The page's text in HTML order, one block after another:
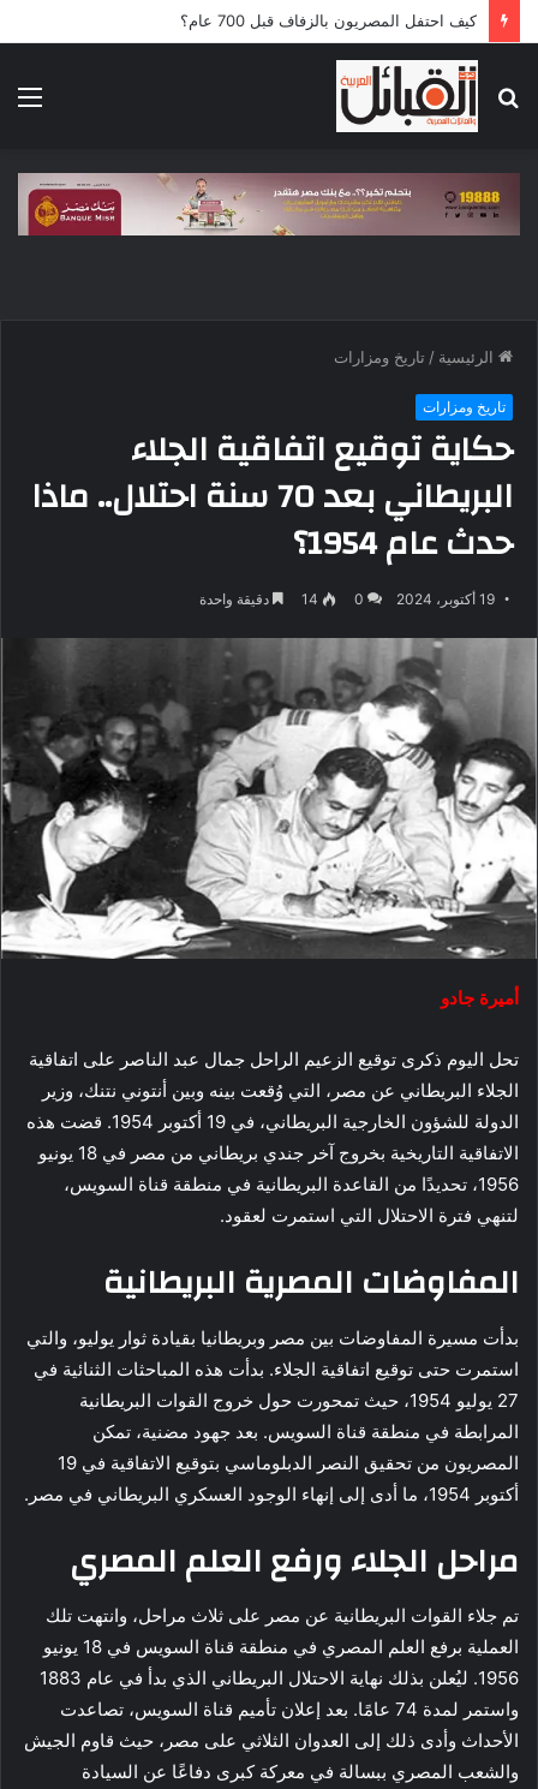
كيف احتفل المصريون بالزفاف قبل 700 عام؟
عن
الرئيسية / تاريخ ومزارات
تاريخ ومزارات
حكاية توقيع اتفاقية الجلاء
البريطاني بعد 70 سنة احتلال.. ماذا
حدث عام 1954؟
19 أكتوبر، 2024 0
14 دقيقة واحدة
أميرة جادو
تحل اليوم ذكرى توقيع الزعيم الراحل جمال عبد الناصر على اتفاقية
الجلاء البريطاني عن مصر، التي وُقعت بينه وبين أنتوني نتنك، وزير
الدولة للشؤون الخارجية البريطاني، في 19 أكتوبر 1954. قضت هذه
الاتفاقية التاريخية بخروج آخر جندي بريطاني من مصر في 18 يونيو
1956، تحديدًا من القاعدة البريطانية في منطقة قناة السويس،
لتنهي فترة الاحتلال التي استمرت لعقود.
المفاوضات المصرية البريطانية
بدأت مسيرة المفاوضات بين مصر وبريطانيا بقيادة ثوار يوليو، والتي
استمرت حتى توقيع اتفاقية الجلاء. بدأت هذه المباحثات الثنائية في
27 يوليو 1954، حيث تمحورت حول خروج القوات البريطانية
المرابطة في منطقة قناة السويس. بعد جهود مضنية، تمكن
المصريون من تحقيق النصر الدبلوماسي بتوقيع الاتفاقية في 19
أكتوبر 1954، ما أدى إلى إنهاء الوجود العسكري البريطاني في مصر.
مراحل الجلاء ورفع العلم المصري
تم جلاء القوات البريطانية عن مصر على ثلاث مراحل، وانتهت تلك
العملية برفع العلم المصري في منطقة قناة السويس في 18 يونيو
1956. ليُعلن بذلك نهاية الاحتلال البريطاني الذي بدأ في عام 1883
واستمر لمدة 74 عامًا. بعد إعلان تأميم قناة السويس، تصاعدت
الأحداث وأدى ذلك إلى العدوان الثلاثي على مصر، حيث قاوم الجيش
والشعب المصري ببسالة في معركة كبرى دفاعًا عن السيادة